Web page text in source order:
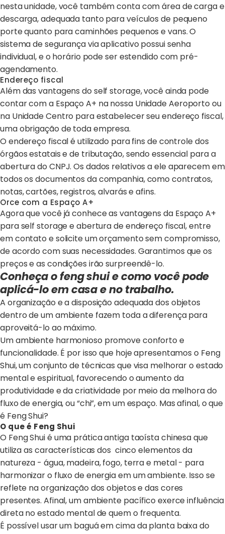
nesta unidade, você também conta com área de carga e
descarga, adequada tanto para veículos de pequeno
porte quanto para caminhões pequenos e vans. O
sistema de segurança via aplicativo possui senha
individual, e o horário pode ser estendido com pré-
agendamento.
Endereço fiscal
Além das vantagens do self storage, você ainda pode
contar com a Espaço A+ na nossa Unidade Aeroporto ou
na Unidade Centro para estabelecer seu endereço fiscal,
uma obrigação de toda empresa.
O endereço fiscal é utilizado para fins de controle dos
órgãos estatais e de tributação, sendo essencial para a
abertura do CNPJ. Os dados relativos a ele aparecem em
todos os documentos da companhia, como contratos,
notas, cartões, registros, alvarás e afins.
Orce com a Espaço A+
Agora que você já conhece as vantagens da Espaço A+
para self storage e abertura de endereço fiscal, entre
em contato e solicite um orçamento sem compromisso,
de acordo com suas necessidades. Garantimos que os
preços e as condições irão surpreendê-lo.
Conheça o feng shui e como você pode
aplicá-lo em casa e no trabalho.
A organização e a disposição adequada dos objetos
dentro de um ambiente fazem toda a diferença para
aproveitá-lo ao máximo.
Um ambiente harmonioso promove conforto e
funcionalidade. É por isso que hoje apresentamos o Feng
Shui, um conjunto de técnicas que visa melhorar o estado
mental e espiritual, favorecendo o aumento da
produtividade e da criatividade por meio da melhora do
fluxo de energia, ou “chi”, em um espaço. Mas afinal, o que
é Feng Shui?
O que é Feng Shui
O Feng Shui é uma prática antiga taoísta chinesa que
utiliza as características dos cinco elementos da
natureza - água, madeira, fogo, terra e metal - para
harmonizar o fluxo de energia em um ambiente. Isso se
reflete na organização dos objetos e das cores
presentes. Afinal, um ambiente pacífico exerce influência
direta no estado mental de quem o frequenta.
É possível usar um baguá em cima da planta baixa do